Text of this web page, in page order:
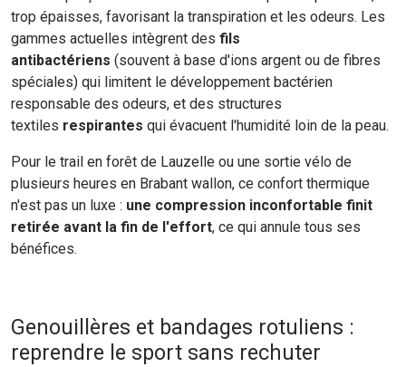
trop épaisses, favorisant la transpiration et les odeurs. Les
gammes actuelles intègrent des fils
antibactériens (souvent à base d'ions argent ou de fibres
spéciales) qui limitent le développement bactérien
responsable des odeurs, et des structures
textiles respirantes qui évacuent l'humidité loin de la peau.
Pour le trail en forêt de Lauzelle ou une sortie vélo de
plusieurs heures en Brabant wallon, ce confort thermique
n'est pas un luxe : une compression inconfortable finit
retirée avant la fin de l'effort, ce qui annule tous ses
bénéfices.
Genouillères et bandages rotuliens :
reprendre le sport sans rechuter